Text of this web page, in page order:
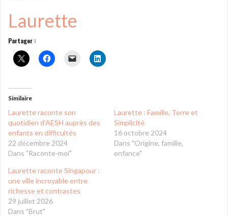
Laurette
Partager :
Similaire
Laurette raconte son
quotidien d’AESH auprès des
enfants en difficultés
22 décembre 2024
Dans "Raconte-moi"
Laurette : Famille, Terre et
Simplicité
16 octobre 2024
Dans "Origine, famille,
enfance"
Laurette raconte Singapour :
une ville incroyable entre
richesse et contrastes
29 juillet 2026
Dans "Brut"